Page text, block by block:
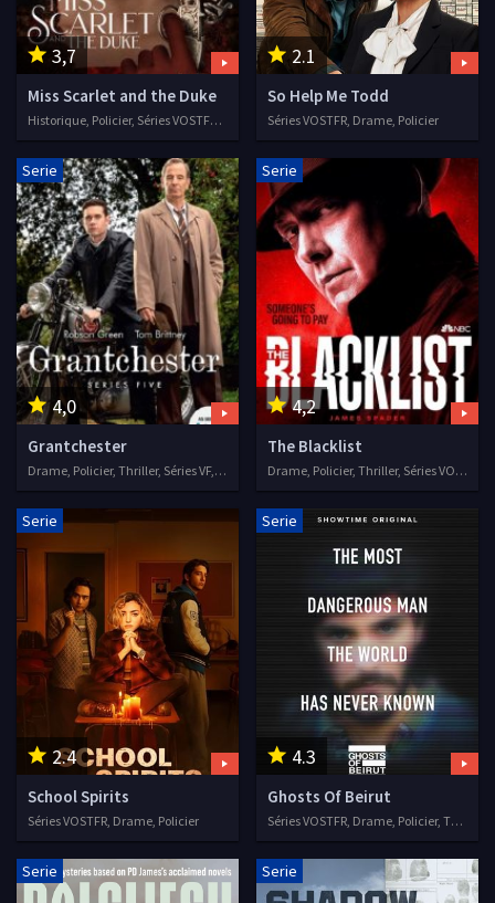
3,7
Miss Scarlet and the Duke
Historique, Policier, Séries VOSTFR, 2020
2.1
So Help Me Todd
Séries VOSTFR, Drame, Policier
4,0
Serie
Grantchester
Drame, Policier, Thriller, Séries VF, 2014
4,2
Serie
The Blacklist
Drame, Policier, Thriller, Séries VOSTFR, 2013
2.4
Serie
School Spirits
Séries VOSTFR, Drame, Policier
4.3
Serie
Ghosts Of Beirut
Séries VOSTFR, Drame, Policier, Thriller
Serie Serie